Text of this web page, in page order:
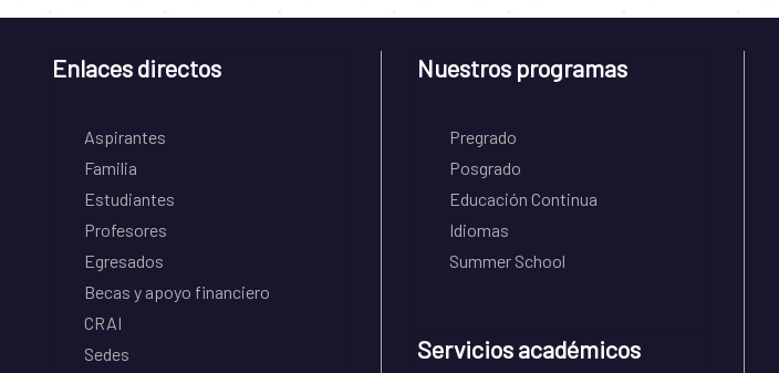
Enlaces directos
Aspirantes
Familia
Estudiantes
Profesores
Egresados
Becas y apoyo financiero
CRAI
Sedes
Nuestros programas
Pregrado
Posgrado
Educación Continua
Idiomas
Summer School
Servicios académicos